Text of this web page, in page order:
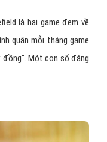
là hai game đem về
quân mỗi tháng game
đồng". Một con số đáng